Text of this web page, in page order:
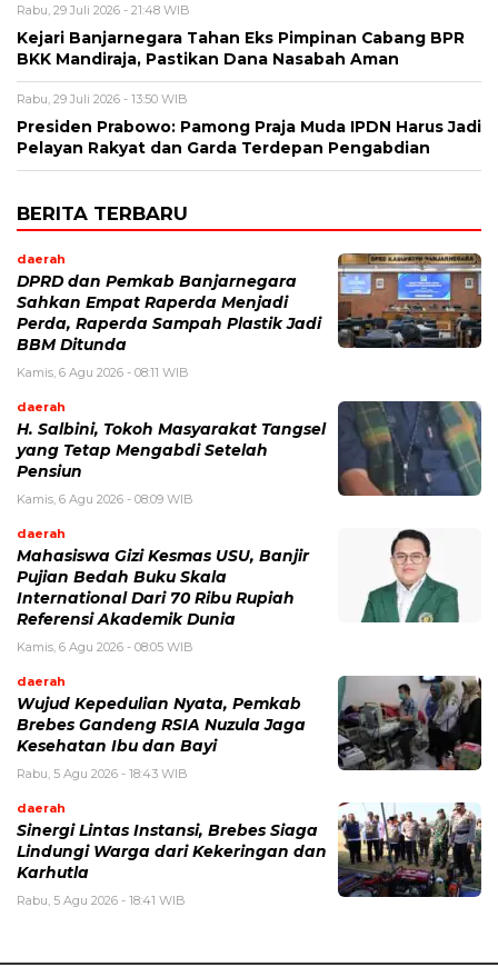
Rabu, 29 Juli 2026 - 21:48 WIB
Kejari Banjarnegara Tahan Eks Pimpinan Cabang BPR
BKK Mandiraja, Pastikan Dana Nasabah Aman
Rabu, 29 Juli 2026 - 13:50 WIB
Presiden Prabowo: Pamong Praja Muda IPDN Harus Jadi
Pelayan Rakyat dan Garda Terdepan Pengabdian
BERITA TERBARU
daerah
DPRD dan Pemkab Banjarnegara
Sahkan Empat Raperda Menjadi
Perda, Raperda Sampah Plastik Jadi
BBM Ditunda
Kamis, 6 Agu 2026 - 08:11 WIB
daerah
H. Salbini, Tokoh Masyarakat Tangsel
yang Tetap Mengabdi Setelah
Pensiun
Kamis, 6 Agu 2026 - 08:09 WIB
daerah
Mahasiswa Gizi Kesmas USU, Banjir
Pujian Bedah Buku Skala
International Dari 70 Ribu Rupiah
Referensi Akademik Dunia
Kamis, 6 Agu 2026 - 08:05 WIB
daerah
Wujud Kepedulian Nyata, Pemkab
Brebes Gandeng RSIA Nuzula Jaga
Kesehatan Ibu dan Bayi
Rabu, 5 Agu 2026 - 18:43 WIB
daerah
Sinergi Lintas Instansi, Brebes Siaga
Lindungi Warga dari Kekeringan dan
Karhutla
Rabu, 5 Agu 2026 - 18:41 WIB